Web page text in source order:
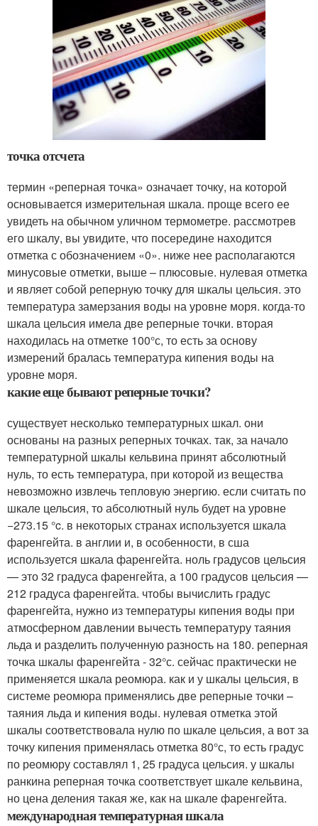
точка отсчета
термин «реперная точка» означает точку, на которой
основывается измерительная шкала. проще всего ее
увидеть на обычном уличном термометре. рассмотрев
его шкалу, вы увидите, что посередине находится
отметка с обозначением «0». ниже нее располагаются
минусовые отметки, выше – плюсовые. нулевая отметка
и являет собой реперную точку для шкалы цельсия. это
температура замерзания воды на уровне моря. когда-то
шкала цельсия имела две реперные точки. вторая
находилась на отметке 100°с, то есть за основу
измерений бралась температура кипения воды на
уровне моря.
какие еще бывают реперные точки?
существует несколько температурных шкал. они
основаны на разных реперных точках. так, за начало
температурной шкалы кельвина принят абсолютный
нуль, то есть температура, при которой из вещества
невозможно извлечь тепловую энергию. если считать по
шкале цельсия, то абсолютный нуль будет на уровне
−273.15 °c. в некоторых странах используется шкала
фаренгейта. в англии и, в особенности, в сша
используется шкала фаренгейта. ноль градусов цельсия
— это 32 градуса фаренгейта, а 100 градусов цельсия —
212 градуса фаренгейта. чтобы вычислить градус
фаренгейта, нужно из температуры кипения воды при
атмосферном давлении вычесть температуру таяния
льда и разделить полученную разность на 180. реперная
точка шкалы фаренгейта - 32°с. сейчас практически не
применяется шкала реомюра. как и у шкалы цельсия, в
системе реомюра применялись две реперные точки –
таяния льда и кипения воды. нулевая отметка этой
шкалы соответствовала нулю по шкале цельсия, а вот за
точку кипения применялась отметка 80°с, то есть градус
по реомюру составлял 1, 25 градуса цельсия. у шкалы
ранкина реперная точка соответствует шкале кельвина,
но цена деления такая же, как на шкале фаренгейта.
международная температурная шкала